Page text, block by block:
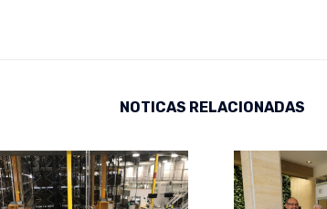
NOTICAS RELACIONADAS